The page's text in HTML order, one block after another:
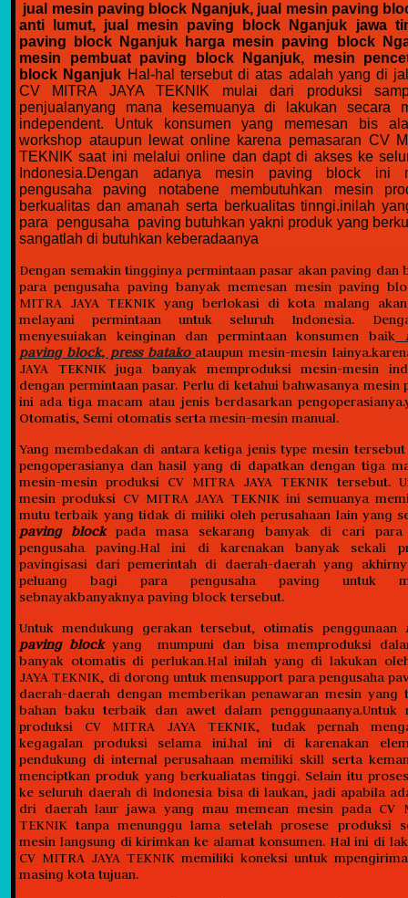
jual mesin paving block Nganjuk, jual mesin paving
anti lumut, jual mesin paving block Nganjuk jawa
paving block Nganjuk harga mesin paving block
mesin pembuat paving block Nganjuk, mesin
block Nganjuk Hal-hal tersebut di atas adalah yang di
CV MITRA JAYA TEKNIK mulai dari produksi
penjualanyang mana kesemuanya di lakukan secara
independent. Untuk konsumen yang memesan bis
workshop ataupun lewat online karena pemasaran CV
TEKNIK saat ini melalui online dan dapt di akses ke
Indonesia.Dengan adanya mesin paving block ini
pengusaha paving notabene membutuhkan mesin
berkualitas dan amanah serta berkualitas tinngi.inilah
para pengusaha paving butuhkan yakni produk yang
sangatlah di butuhkan keberadaanya
Dengan semakin tingginya permintaan pasar akan paving dan
para pengusaha paving banyak memesan mesin paving
MITRA JAYA TEKNIK yang berlokasi di kota malang
melayani permintaan untuk seluruh Indonesia.
menyesuiakan keinginan dan permintaan konsumen baik
paving block, press batako ataupun mesin-mesin
JAYA TEKNIK juga banyak memproduksi mesin-mesin
dengan permintaan pasar. Perlu di ketahui bahwasanya mesin
ini ada tiga macam atau jenis berdasarkan
Otomatis, Semi otomatis serta mesin-mesin manual.
Yang membedakan di antara ketiga jenis type mesin
pengoperasianya dan hasil yang di dapatkan dengan tiga
mesin-mesin produksi CV MITRA JAYA TEKNIK tersebut.
mesin produksi CV MITRA JAYA TEKNIK ini semuanya
mutu terbaik yang tidak di miliki oleh perusahaan lain yang
paving block pada masa sekarang banyak di cari para
pengusaha paving.Hal ini di karenakan banyak sekali
pavingisasi dari pemerintah di daerah-daerah yang
peluang bagi para pengusaha paving untuk
sebnayakbanyaknya paving block tersebut.
Untuk mendukung gerakan tersebut, otimatis penggunaan
paving blockyang mumpuni dan bisa memproduksi
banyak otomatis di perlukan.Hal inilah yang di lakukan
JAYA TEKNIK, di dorong untuk mensupport para pengusaha
daerah-daerah dengan memberikan penawaran mesin yang
bahan baku terbaik dan awet dalam penggunaanya.Untuk
produksi CV MITRA JAYA TEKNIK, tudak pernah
kegagalan produksi selama ini.hal ini di karenakan
pendukung di internal perusahaan memiliki skill serta
menciptkan produk yang berkualiatas tinggi. Selain itu
ke seluruh daerah di Indonesia bisa di laukan, jadi apabila
dri daerah laur jawa yang mau memean mesin pada CV
TEKNIK tanpa menunggu lama setelah prosese produksi
mesin langsung di kirimkan ke alamat konsumen. Hal ini di
CV MITRA JAYA TEKNIK memiliki koneksi untuk
masing kota tujuan.